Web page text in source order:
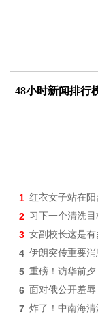
48小时新闻排行
1 红衣女子站在
2 习下一个清洗
3 女副校长这是有
4 伊朗突传重要消
5 重磅！访华前
6 面对俄公开羞
7 炸了！中南海